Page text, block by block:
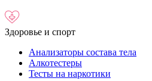
Здоровье и спорт
Анализаторы состава тела
Алкотестеры
Тесты на наркотики